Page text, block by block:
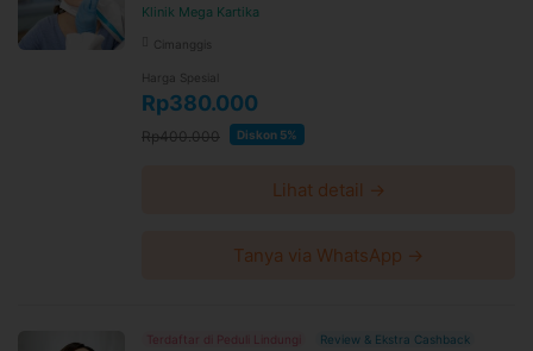
pembayaran terkonfirmasi
Booking dan ubah jadwal dengan mudah via WhatsApp
Untuk lebih lengkapnya, Anda dapat membaca syarat
dan kebijakandi halaman ini
tanpa pemberitahuan dan berlaku untuk pembelian
Harga paket sudah termasuk biaya administrasi, convenience
Klinik Mega Kartika
Cimanggis
Harga Spesial
Rp380.000
Rp400.000 Diskon 5%
Lihat detail →
Tanya via WhatsApp →
Terdaftar di Peduli Lindungi Review & Ekstra Cashback